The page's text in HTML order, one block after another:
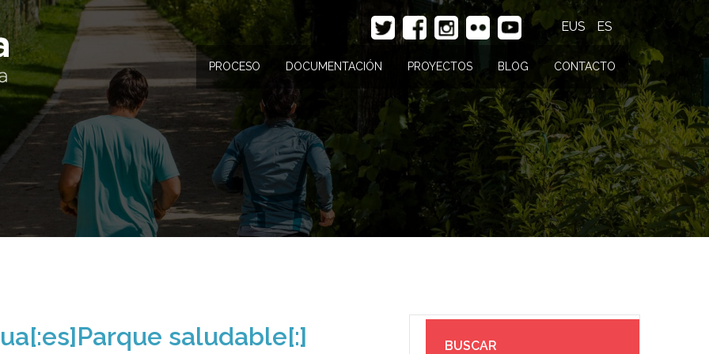
EUS ES
PROCESO DOCUMENTACIÓN PROYECTOS BLOG CONTACTO
saludable[:] BUSCAR